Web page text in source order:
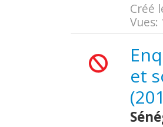
Créé
Vues:
et